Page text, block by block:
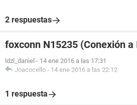
2 respuestas
foxconn N15235 (Conexión
ldzl_daniel - 14 ene 2016 a las 17:31
Joacocello - 14 ene 2016 a las 22:12
1 respuesta